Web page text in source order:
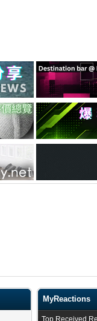
MyReactions
Top Received